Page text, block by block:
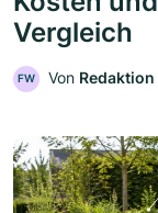
Vergleich
FW Von